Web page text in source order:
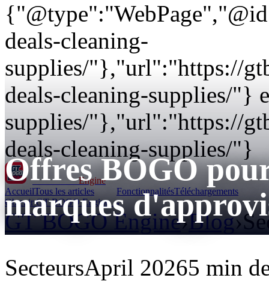
deals-cleaning-
supplies/"},"url":"https://
deals-cleaning-supplies/"}
supplies/"},"url":"https://
deals-cleaning-supplies/"}
GT BOGOEngine
AccueilTous les articles FonctionnalitésTéléchargements
Obtenir GT BOGO Engine →
GT BOGO Engine›Blog›
Offres BOGO
marques
SecteursApril 20265 min